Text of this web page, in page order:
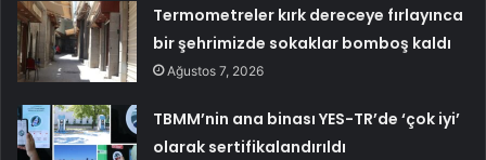
Termometreler kırk dereceye fırlayınca
bir şehrimizde sokaklar bomboş kaldı
Ağustos 7, 2026
TBMM’nin ana binası YES-TR’de ‘çok iyi’
olarak sertifikalandırıldı